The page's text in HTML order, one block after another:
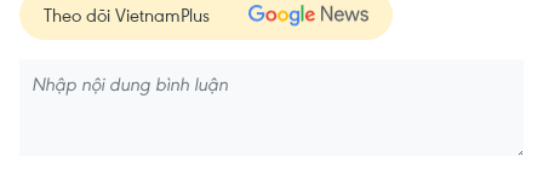
Theo dõi VietnamPlus